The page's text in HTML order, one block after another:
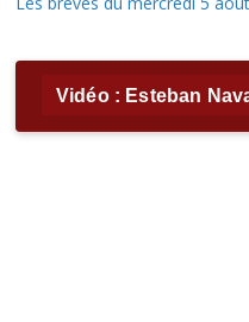
Vidéo : Esteban